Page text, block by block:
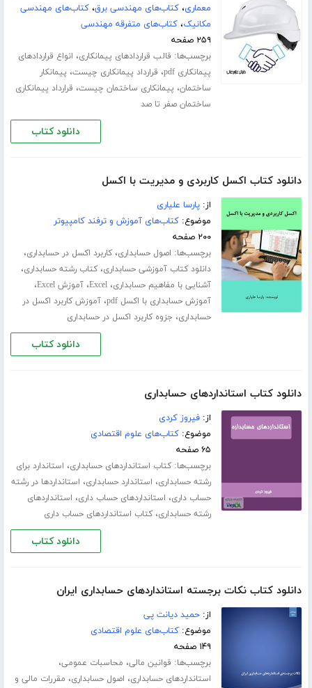
معماری،کتاب‌های مهندسی برق،کتاب‌های مهندسی
مکانیک،کتاب‌های متفرقه مهندسی
۲۵۹ صفحه
برچسب‌ها: قالب قراردادهای پیمانکاری، انواع قراردادهای
پیمانکاری pdf
، قرارداد پیمانکاری چیست، پیمانکار
ساختمان، پیمانکاری ساختمان چیست، قرارداد پیمانکاری
ساختمان صفر تا صد
دانلود کتاب
دانلود کتاب اکسل کاربردی و مدیریت با اکسل
از:پارسا علیاری
موضوع:کتاب‌های آموزش و ترفند کامپیوتر
۲۰۰ صفحه
برچسب‌ها: اصول حسابداری،کاربرد اکسل در حسابداری،
دانلود کتاب آموزشی حسابداری،کتاب رشته حسابداری،
آشنایی با مفاهیم حسابداری،Excel،آموزش Excel ،
آموزش حسابداری با اکسل pdf ،آموزش کاربرد اکسل در
حسابداری، جزوه کاربرد اکسل در حسابداری
دانلود کتاب
دانلود کتاب استانداردهای حسابداری
از:فیروز کردی
موضوع:کتاب‌های علوم اقتصادی
۶۵ صفحه
برچسب‌ها:کتاب استانداردهای حسابداری، استاندارد برای
رشته حسابداری، استاندارد حسابداری، استانداردها در رشته
حساب داری، استانداردهای حساب داری، استانداردهای
رشته حسابداری،کتاب استانداردهای حساب داری
دانلود کتاب
دانلود کتاب نکات برجسته استانداردهای حسابداری ایران
از:حمید دیانت پی
موضوع:کتاب‌های علوم اقتصادی
۱۴۹ صفحه
برچسب‌ها: قوانین مالی، محاسبات عمومی،
استانداردهای حسابداری، اصول حسابداری، مقررات مالی و